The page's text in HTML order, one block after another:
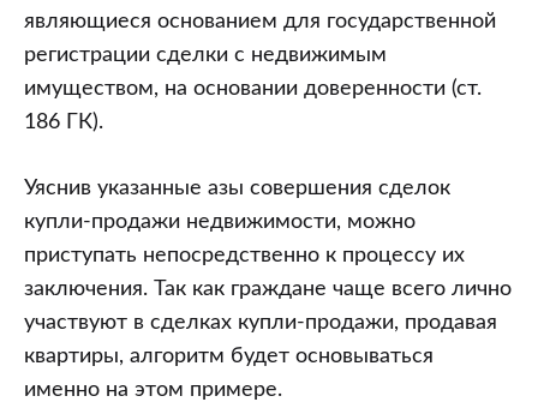
являющиеся основанием для государственной
регистрации сделки с недвижимым
имуществом, на основании доверенности (ст.
186 ГК).
Уяснив указанные азы совершения сделок
купли-продажи недвижимости, можно
приступать непосредственно к процессу их
заключения. Так как граждане чаще всего лично
участвуют в сделках купли-продажи, продавая
квартиры, алгоритм будет основываться
именно на этом примере.